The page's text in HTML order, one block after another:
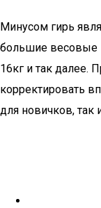
Минусом гирь
большие весовые
16кг и так далее.
корректировать
для новичков, так